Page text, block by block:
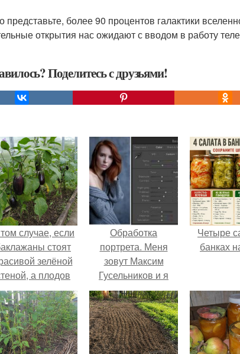
представьте, более 90 процентов галактики
открытия нас ожидают с вводом в работу
Поделитесь с друзьями!
случае, если
стоят
зелёной
а плодов
не видно -
радоваться тут
нечему.
Обработка
портрета. Меня
зовут Максим
Гусельников и я
хотел бы
рассказать о том,
как я обрабатываю
свои фотографии.
Четыре
банках